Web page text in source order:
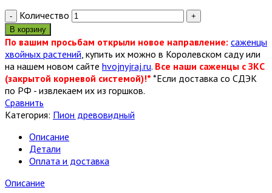
Количество
В корзину
По вашим просьбам открыли новое направление: саженцы
хвойных растений , купить их можно в Королевском саду или
на нашем новом сайте hvojnyjraj.ru. Все наши саженцы с ЗКС
(закрытой корневой системой)!* *Если доставка со СДЭК
по РФ - извлекаем их из горшков.
Сравнить
Категория: Пион древовидный
Описание
Детали
Оплата и доставка
Описание